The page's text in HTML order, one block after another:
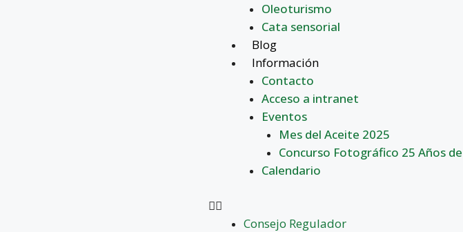
Oleoturismo
Cata sensorial
Blog
Información
Contacto
Acceso a intranet
Eventos
Mes del Aceite 2025
Concurso Fotográfico 25 Años
Calendario
Consejo Regulador